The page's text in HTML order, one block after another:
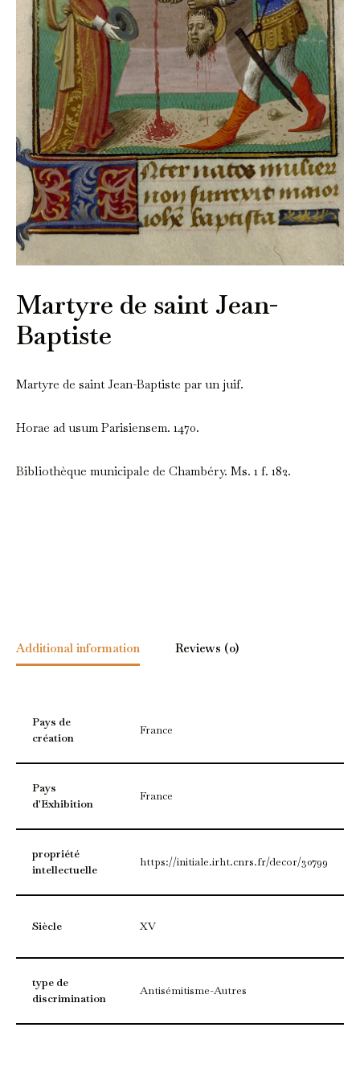
Martyre de saint Jean-
Baptiste
Martyre de saint Jean-Baptiste par un juif.
Horae ad usum Parisiensem. 1470.
Bibliothèque municipale de Chambéry. Ms. 1 f. 182.
Additional information Reviews (0)
Pays de
création
France
Pays
d'Exhibition
France
propriété
intellectuelle
https://initiale.irht.cnrs.fr/decor/30799
Siècle XV
type de
discrimination
Antisémitisme-Autres